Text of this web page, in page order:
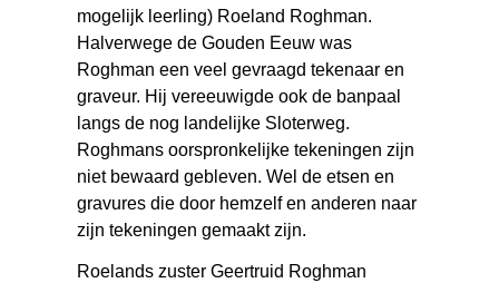
mogelijk leerling) Roeland Roghman.
Halverwege de Gouden Eeuw was
Roghman een veel gevraagd tekenaar en
graveur. Hij vereeuwigde ook de banpaal
langs de nog landelijke Sloterweg.
Roghmans oorspronkelijke tekeningen zijn
niet bewaard gebleven. Wel de etsen en
gravures die door hemzelf en anderen naar
zijn tekeningen gemaakt zijn.
Roelands zuster Geertruid Roghman